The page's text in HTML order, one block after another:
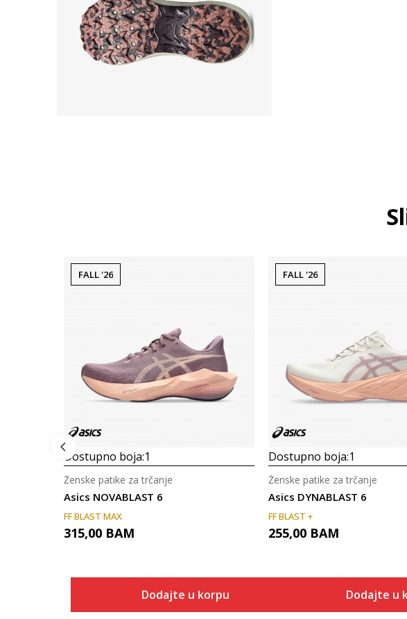
FALL '26
Dostupno boja:1
Asics NOVABLAST 6
Ženske patike za trčanje
FF BLAST MAX
315,00 BAM
Dodajte u korpu
FALL '26
Dostupno boja:1
Asics DYNABLAST 6
Ženske patike za trčanje
FF BLAST +
255,00 BAM
Dodajte u